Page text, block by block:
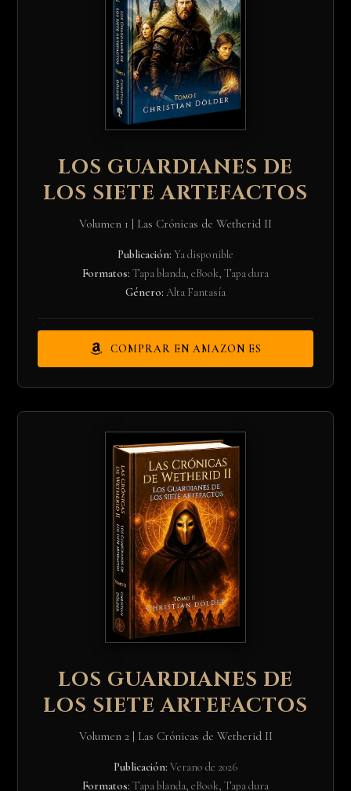
LOS GUARDIANES DE
LOS SIETE ARTEFACTOS
Volumen 1 | Las Crónicas de Wetherid II
Publicación: Ya disponible
Formatos: Tapa blanda, eBook, Tapa dura
Género: Alta Fantasía
COMPRAR EN AMAZON ES
LOS GUARDIANES DE
LOS SIETE ARTEFACTOS
Volumen 2 | Las Crónicas de Wetherid II
Publicación: Verano de 2026
Formatos: Tapa blanda, eBook, Tapa dura